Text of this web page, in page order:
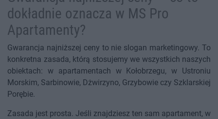
dokładnie oznacza w MS Pro
Apartamenty?
Gwarancja najniższej ceny to nie slogan marketingowy. To
konkretna zasada, którą stosujemy we wszystkich naszych
obiektach: w apartamentach w Kołobrzegu, w Ustroniu
Morskim, Sarbinowie, Dżwirzyno, Grzybowie czy Szklarskiej
Porębie.
Zasada jest prosta. Jeśli znajdziesz ten sam apartament, w